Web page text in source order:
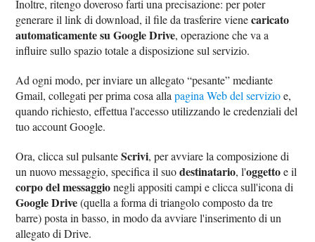
Inoltre, ritengo doveroso farti una precisazione: per poter
generare il link di download, il file da trasferire vienecaricato
automaticamente su Google Drive, operazione che va a
influire sullo spazio totale a disposizione sul servizio.
Ad ogni modo, per inviare un allegato “pesante” mediante
Gmail, collegati per prima cosa allapagina Web del servizioe,
quando richiesto, effettua l'accesso utilizzando le credenziali del
tuo account Google.
Ora, clicca sul pulsanteScrivi, per avviare la composizione di
un nuovo messaggio, specifica il suodestinatario, l'oggettoe il
corpo del messaggionegli appositi campi e clicca sull'icona di
Google Drive(quella a forma di triangolo composto da tre
barre) posta in basso, in modo da avviare l'inserimento di un
allegato di Drive.